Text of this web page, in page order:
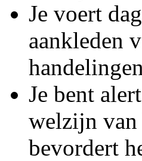
Je voert
aankleden
Je bent
welzijn van
bevordert